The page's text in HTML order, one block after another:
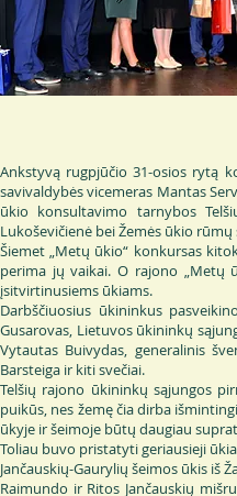
Ankstyvą rugpjūčio 31-osios rytą
savivaldybės vicemeras Mantas
ūkio konsultavimo tarnybos
Lukoševičienė bei Žemės ūkio
Šiemet „Metų ūkio“ konkursas
perima jų vaikai. O rajono „Metų
įsitvirtinusiems ūkiams.
Darbščiuosius ūkininkus
Gusarovas, Lietuvos ūkininkų
Vytautas Buivydas, generalinis
Barsteiga ir kiti svečiai.
Telšių rajono ūkininkų sąjungos
puikūs, nes žemę čia dirba
ūkyje ir šeimoje būtų daugiau
Toliau buvo pristatyti geriausieji
Jančauskių-Gaurylių šeimos ūkis iš
Raimundo ir Ritos Jančauskių